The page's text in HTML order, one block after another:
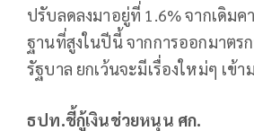
ปรับลดลงมาอยู่ที่ 1.6% จากเดิมค
ฐานที่สูงในปีนี้ จากการออกมาตร
รัฐบาล ยกเว้นจะมีเรื่องใหม่ๆ เข้า
ธปท.ชี้กู้เงินช่วยหนุน ศก.